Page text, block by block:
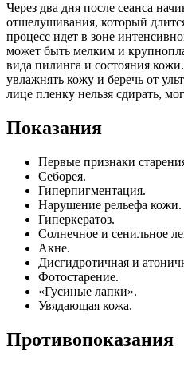
Через два дня после сеанса
отшелушивания, который
процесс идет в зоне
может быть мелким и
вида пилинга и состояния
увлажнять кожу и беречь от
лице пленку нельзя сдирать,
Показания
Первые признаки
Себорея.
Гиперпигментация.
Нарушение рельефа кожи.
Гиперкератоз.
Солнечное и сенильное
Акне.
Дисгидротичная и
Фотостарение.
«Гусиные лапки».
Увядающая кожа.
Противопоказания